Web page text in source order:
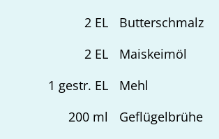
2EL
Butterschmalz
2EL
Maiskeimöl
1 gestr. EL
Mehl
200ml
Geflügelbrühe